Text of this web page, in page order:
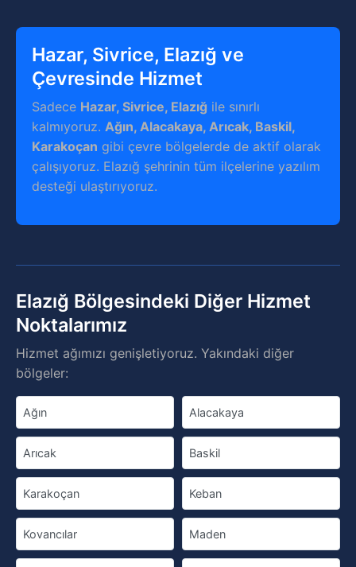
Hazar, Sivrice, Elazığ ve
Çevresinde Hizmet
Sadece Hazar, Sivrice, Elazığ ile sınırlı
kalmıyoruz. Ağın, Alacakaya, Arıcak, Baskil,
Karakoçan gibi çevre bölgelerde de aktif olarak
çalışıyoruz. Elazığ şehrinin tüm ilçelerine yazılım
desteği ulaştırıyoruz.
Elazığ Bölgesindeki Diğer Hizmet
Noktalarımız
Hizmet ağımızı genişletiyoruz. Yakındaki diğer
bölgeler:
Ağın Alacakaya
Arıcak Baskil
Karakoçan Keban
Kovancılar Maden